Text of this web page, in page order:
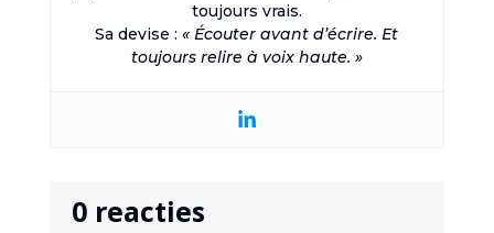
toujours vrais.
Sa devise :« Écouter avant d’écrire. Et
toujours relire à voix haute. »
0 reacties